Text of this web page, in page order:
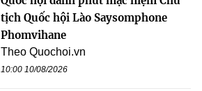
tịch Quốc hội Lào Saysomphone
Phomvihane
Theo Quochoi.vn
10:00 10/08/2026